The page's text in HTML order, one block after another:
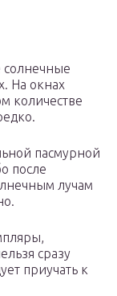
На окнах
количестве
пасмурной
после
лучам
сразу
приучать к